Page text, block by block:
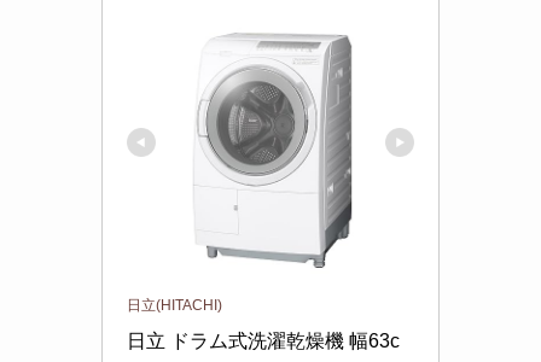
日立(HITACHI)
日立 ドラム式洗濯乾燥機 幅63c